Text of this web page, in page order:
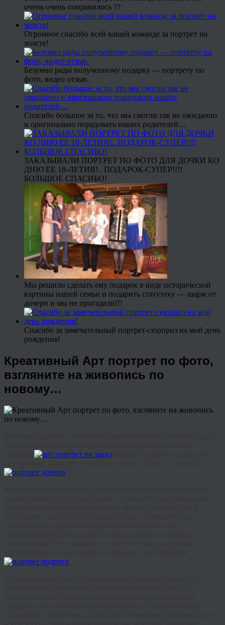
очень очень понравилось ??
Огромное спасибо всей вашей команде за портрет на
холсте!
Безумно рады полученному подарку — портрету по
фото, видео отзыв.
Спасибо большое за то, что мы смогли так не ожиданно
и оригинально порадовать наших родителей…
ЗАКАЗЫВАЛИ ПОРТРЕТ ПО ФОТО ДЛЯ ДОЧКИ КО
ДНЮ ЕЕ 18-ЛЕТИЯ!.. ПОДАРОК-СУПЕР!!!!
БОЛЬШОЕ СПАСИБО!
Мы решили сделать ему подарок в виде исторической
картины нашей семьи и подарить статуэтку — шарж от
дочери и мы не прогадали!!!
Спасибо за замечательный портрет-сюрприз на мой день
рождения!
Креативный Арт портрет по фото,
взгляните на живопись по
новому…